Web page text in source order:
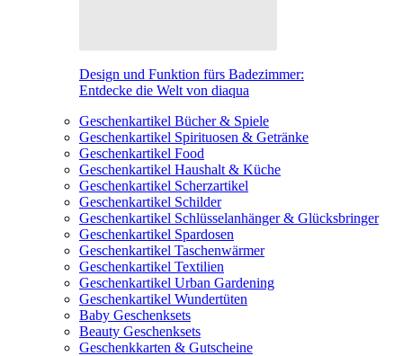
Design und Funktion fürs Badezimmer:
Entdecke die Welt von diaqua
Geschenkartikel Bücher & Spiele
Geschenkartikel Spirituosen & Getränke
Geschenkartikel Food
Geschenkartikel Haushalt & Küche
Geschenkartikel Scherzartikel
Geschenkartikel Schilder
Geschenkartikel Schlüsselanhänger & Glücksbringer
Geschenkartikel Spardosen
Geschenkartikel Taschenwärmer
Geschenkartikel Textilien
Geschenkartikel Urban Gardening
Geschenkartikel Wundertüten
Baby Geschenksets
Beauty Geschenksets
Geschenkkarten & Gutscheine